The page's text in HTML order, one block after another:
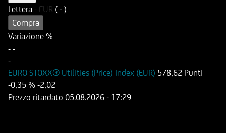
Lettera - EUR ( - )
Compra
Variazione %
- -
-
EURO STOXX® Utilities (Price) Index (EUR) 578,62 Punti
-0,35 % -2,02
Prezzo ritardato 05.08.2026 - 17:29